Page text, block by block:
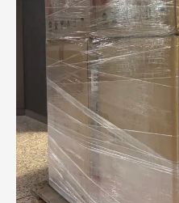
Beļģiju
nosūtīti
paletizēti
darbnīcas
skapji
Kravu
eksports
no
Šveices